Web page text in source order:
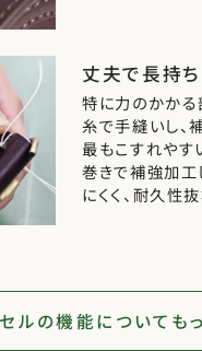
丈夫で長持ち
特に力のかかる
糸で手縫いし、
最もこすれやす
巻きで補強加工
にくく、耐久性抜
ルの機能についても